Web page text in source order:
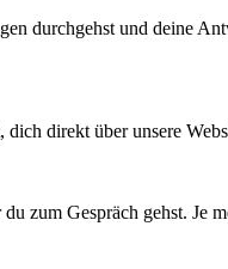
durchgehst und deine
direkt über unsere
zum Gespräch gehst. Je